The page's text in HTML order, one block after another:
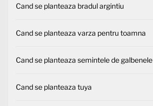
Cand se planteaza bradul argintiu
Cand se planteaza varza pentru toamna
Cand se planteaza semintele de galbenele
Cand se planteaza tuya